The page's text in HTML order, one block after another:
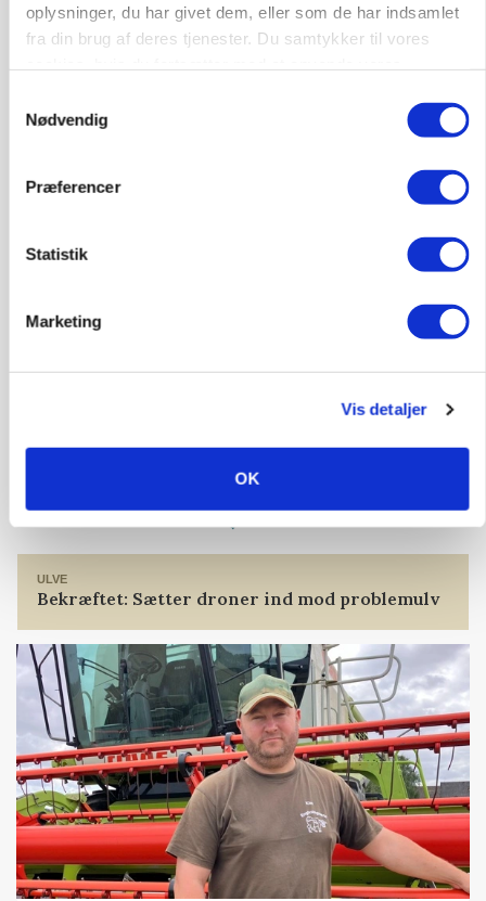
oplysninger, du har givet dem, eller som de har indsamlet
fra din brug af deres tjenester. Du samtykker til vores
Nødvendig
Præferencer
Statistik
Marketing
Vis detaljer
OK
Mediehus A/S privatlivspolitik.Læs den her.
Annonce
Loading...
ULVE
Bekræftet: Sætter droner ind mod problemulv